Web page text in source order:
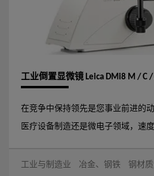
工业倒置显微镜 Leica DMi8 M / C /
在竞争中保持领先是您事业前进的
医疗设备制造还是微电子领域，速
卡优异的光学品质、丰富的对比度
工业与制造业 冶金、钢铁 钢材